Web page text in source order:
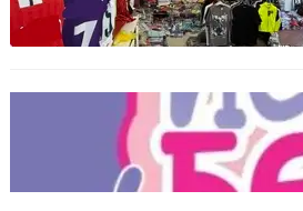
евро при акция във
пясъци“
Инвитро подкрепата
бебе“ се обяви
Центъра към НЗОК